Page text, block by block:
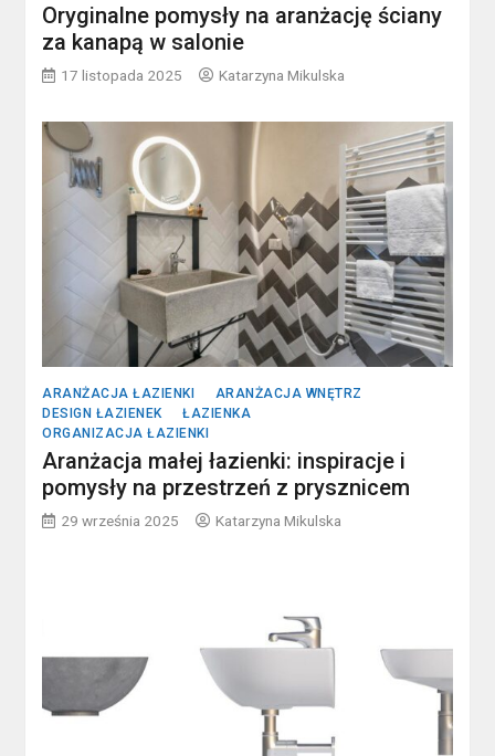
Oryginalne pomysły na aranżację ściany
za kanapą w salonie
17 listopada 2025 Katarzyna Mikulska
ARANŻACJA ŁAZIENKI
ARANŻACJA WNĘTRZ
DESIGN ŁAZIENEK
ŁAZIENKA
ORGANIZACJA ŁAZIENKI
Aranżacja małej łazienki: inspiracje i
pomysły na przestrzeń z prysznicem
29 września 2025 Katarzyna Mikulska